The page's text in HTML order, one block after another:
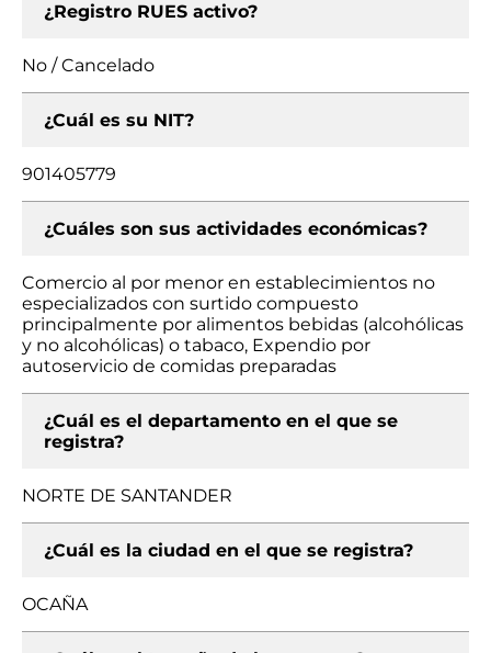
¿Registro RUES activo?
No / Cancelado
¿Cuál es su NIT?
901405779
¿Cuáles son sus actividades económicas?
Comercio al por menor en establecimientos no
especializados con surtido compuesto
principalmente por alimentos bebidas (alcohólicas
y no alcohólicas) o tabaco, Expendio por
autoservicio de comidas preparadas
¿Cuál es el departamento en el que se
registra?
NORTE DE SANTANDER
¿Cuál es la ciudad en el que se registra?
OCAÑA